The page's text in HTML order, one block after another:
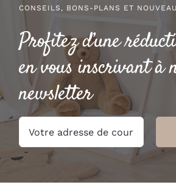
CONSEILS, BONS-PLANS ET
Profitez d’une
en vous inscrivant à
newsletter